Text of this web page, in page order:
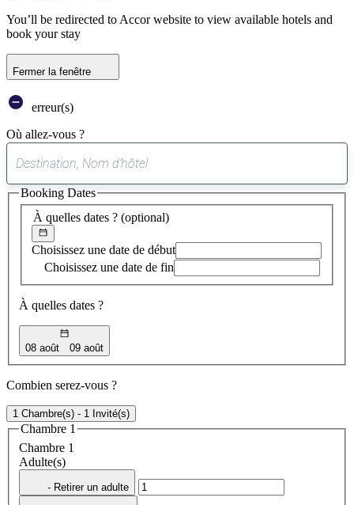
You’ll be redirected to Accor website to view available hotels and
book your stay
Fermer la fenêtre
erreur(s)
Où allez-vous ?
suggestion
trouvée
À quelles dates ? (optional)
Choisissez une date de début
Choisissez une date de fin
À quelles dates ?
08 août 09 août
Booking Dates
Combien serez-vous ?
1 Chambre(s) - 1 Invité(s)
Chambre 1
Chambre 1
Adulte(s)
- Retirer un adulte